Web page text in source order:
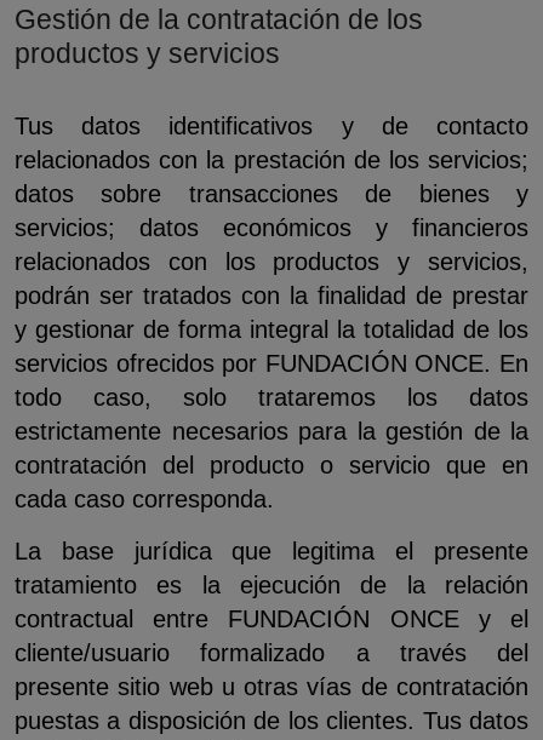
Gestión de la contratación de los
productos y servicios
Tus datos identificativos y de contacto
relacionados con la prestación de los servicios;
datos sobre transacciones de bienes y
servicios; datos económicos y financieros
relacionados con los productos y servicios,
podrán ser tratados con la finalidad de prestar
y gestionar de forma integral la totalidad de los
servicios ofrecidos por FUNDACIÓN ONCE. En
todo caso, solo trataremos los datos
estrictamente necesarios para la gestión de la
contratación del producto o servicio que en
cada caso corresponda.
La base jurídica que legitima el presente
tratamiento es la ejecución de la relación
contractual entre FUNDACIÓN ONCE y el
cliente/usuario formalizado a través del
presente sitio web u otras vías de contratación
puestas a disposición de los clientes. Tus datos